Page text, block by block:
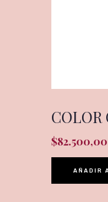
COLOR
$82.500,00
AÑADIR